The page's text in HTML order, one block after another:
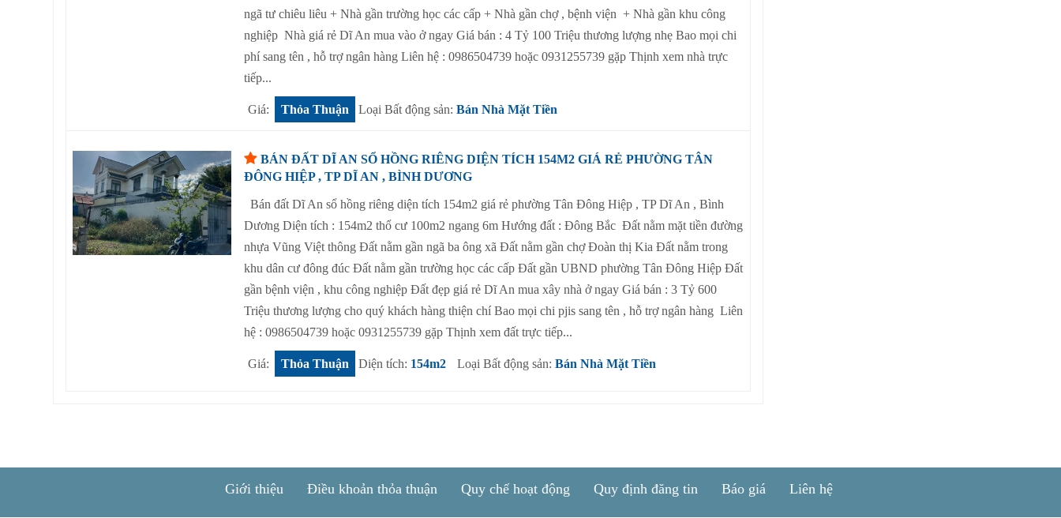
ngã tư chiêu liêu + Nhà gần trường học các cấp + Nhà gần chợ , bệnh viện + Nhà gần khu công
nghiệp Nhà giá rẻ Dĩ An mua vào ở ngay Giá bán : 4 Tỷ 100 Triệu thương lượng nhẹ Bao mọi chi
phí sang tên , hỗ trợ ngân hàng Liên hệ : 0986504739 hoặc 0931255739 gặp Thịnh xem nhà trực
tiếp...
Giá: Thỏa Thuận Loại Bất động sản: Bán Nhà Mặt Tiền
BÁN ĐẤT DĨ AN SỔ HỒNG RIÊNG DIỆN TÍCH 154M2 GIÁ RẺ PHƯỜNG TÂN
ĐÔNG HIỆP , TP DĨ AN , BÌNH DƯƠNG
Bán đất Dĩ An sổ hồng riêng diện tích 154m2 giá rẻ phường Tân Đông Hiệp , TP Dĩ An , Bình
Dương Diện tích : 154m2 thổ cư 100m2 ngang 6m Hướng đất : Đông Bắc Đất nằm mặt tiền đường
nhựa Vũng Việt thông Đất nằm gần ngã ba ông xã Đất nằm gần chợ Đoàn thị Kia Đất nằm trong
khu dân cư đông đúc Đất nằm gần trường học các cấp Đất gần UBND phường Tân Đông Hiệp Đất
gần bệnh viện , khu công nghiệp Đất đẹp giá rẻ Dĩ An mua xây nhà ở ngay Giá bán : 3 Tỷ 600
Triệu thương lượng cho quý khách hàng thiện chí Bao mọi chi pjis sang tên , hỗ trợ ngân hàng Liên
hệ : 0986504739 hoặc 0931255739 gặp Thịnh xem đất trực tiếp...
Giá: Thỏa Thuận Diện tích: 154m2 Loại Bất động sản: Bán Nhà Mặt Tiền
Giới thiệu Điều khoản thỏa thuận Quy chế hoạt động Quy định đăng tin Báo giá Liên hệ